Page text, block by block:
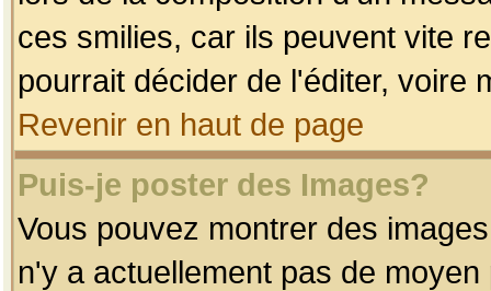
ces smilies, car ils peuvent vite
pourrait décider de l'éditer, voire
Revenir en haut de page
Puis-je poster des Images?
Vous pouvez montrer des
n'y a actuellement pas de